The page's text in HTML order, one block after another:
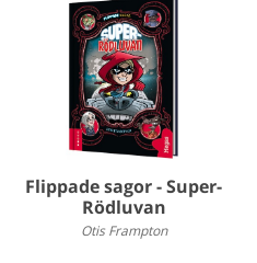
Flippade sagor - Super-
Rödluvan
Otis Frampton